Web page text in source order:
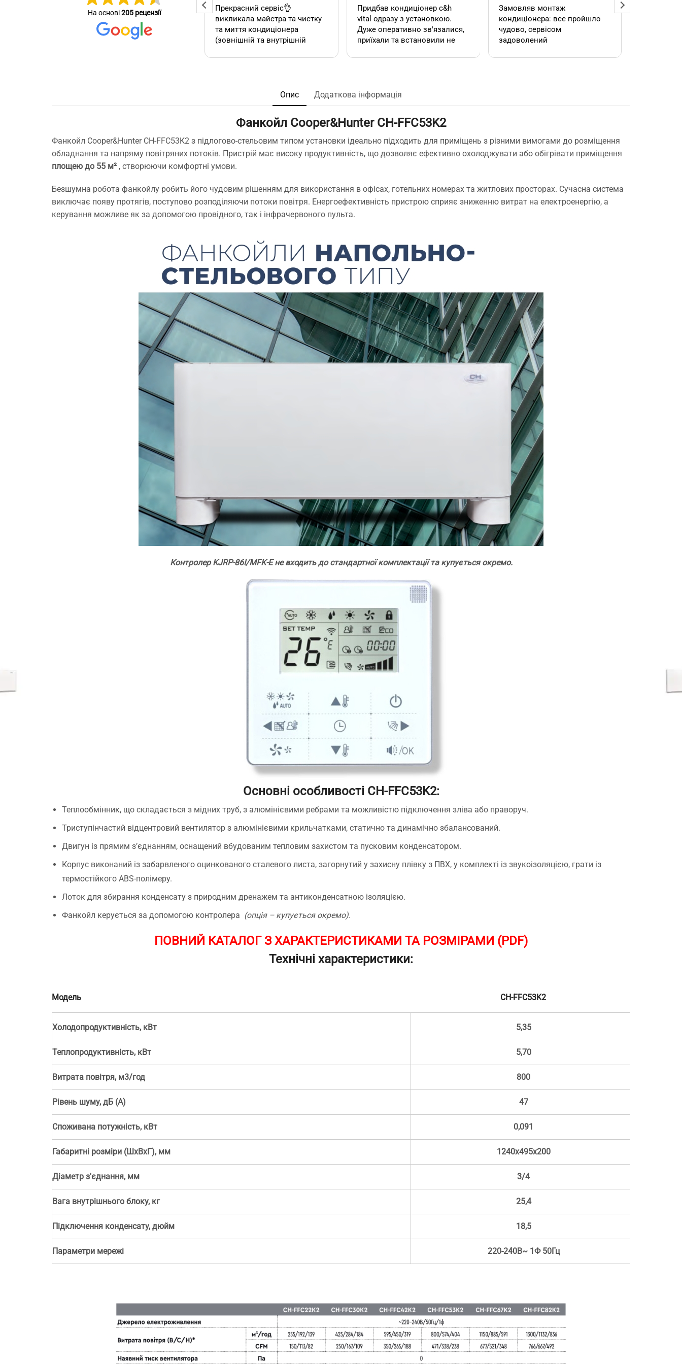
На основі205 рецензії
Професійна та оперативна
команда! Вчасно виконали
замовлення, бережно
ставились до техніки, дали
Прекрасний сервіс👌
викликала майстра та чистку
та миття кондиціонера
(зовнішній та внутрішній
замовляла у цієї фірми 2
кондиціонера. Задоволена,
вибором їх, так і
монтуванням.
Буду неодмінно звертатись
ще та рекомендувати!
Придбав кондиціонер c&h
vital одразу з установкою.
Дуже оперативно зв'язалися,
приїхали та встановили не
пропозиція, акційної
установки за умови
саме в цьому магазині. Але
ж по факту стандартна
установка в стандартній
панельній 12 поверхів ці
магазинах. Тому перевага
тільки оперативність, і
Замовляв монтаж
кондиціонера: все пройшло
чудово, сервісом
задоволений
Опис Додаткова інформація
Фанкойл Cooper&Hunter CH-FFC53K2
Фанкойл Cooper&Hunter CH-FFC53K2 з підлогово-стельовим типом установки ідеально підходить для приміщень з різними вимогами до розміщення
обладнання та напряму повітряних потоків. Пристрій має високу продуктивність, що дозволяє ефективно охолоджувати або обігрівати приміщення
площею до 55 м² , створюючи комфортні умови.
Безшумна робота фанкойлу робить його чудовим рішенням для використання в офісах, готельних номерах та житлових просторах. Сучасна система
виключає появу протягів, поступово розподіляючи потоки повітря. Енергоефективність пристрою сприяє зниженню витрат на електроенергію, а
керування можливе як за допомогою провідного, так і інфрачервоного пульта.
Контролер KJRP-86I/MFK-E не входить до стандартної комплектації та купується окремо.
Основні особливості CH-FFC53K2:
Теплообмінник, що складається з мідних труб, з алюмінієвими ребрами та можливістю підключення зліва або праворуч.
Триступінчастий відцентровий вентилятор з алюмінієвими крильчатками, статично та динамічно збалансований.
Двигун із прямим з’єднанням, оснащений вбудованим тепловим захистом та пусковим конденсатором.
Корпус виконаний із забарвленого оцинкованого сталевого листа, загорнутий у захисну плівку з ПВХ, у комплекті із звукоізоляцією, грати із
термостійкого ABS-полімеру.
Лоток для збирання конденсату з природним дренажем та антиконденсатною ізоляцією.
Фанкойл керується за допомогою контролера (опція – купується окремо).
ПОВНИЙ КАТАЛОГ З ХАРАКТЕРИСТИКАМИ ТА РОЗМІРАМИ (PDF)
Технічні характеристики:
Модель CH-FFC53K2
Холодопродуктивність, кВт 5,35
Теплопродуктивність, кВт 5,70
Витрата повітря, м3/год 800
Рівень шуму, дБ (А) 47
Споживана потужність, кВт 0,091
Габаритні розміри (ШхВхГ), мм 1240x495x200
Діаметр з'єднання, мм 3/4
Вага внутрішнього блоку, кг 25,4
Підключення конденсату, дюйм 18,5
Параметри мережі 220-240В~ 1Ф 50Гц